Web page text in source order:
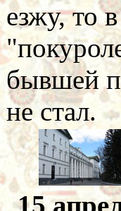
езжу, то
бывшей
не стал.